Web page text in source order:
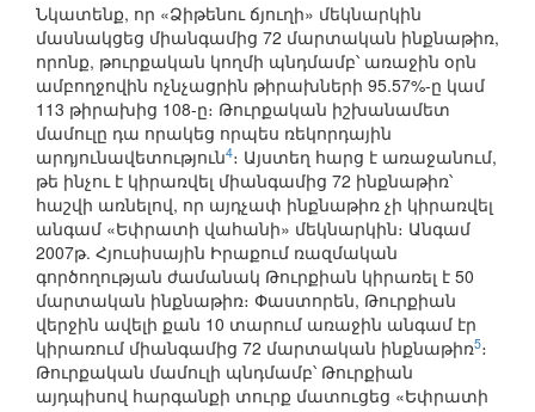
Նկատենք, որ «Ձիթենու ճյուղի» մեկնարկին
մասնակցեց միանգամից 72 մարտական ինքնաթիռ,
որոնք, թուրքական կողմի պնդմամբ՝ առաջին օրն
ամբողջովին ոչնչացրին թիրախների 95.57%-ը կամ
113 թիրախից 108-ը։ Թուրքական իշխանամետ
մամուլը դա որակեց որպես ռեկորդային
արդյունավետություն4։ Այստեղ հարց է առաջանում,
թե ինչու է կիրառվել միանգամից 72 ինքնաթիռ՝
հաշվի առնելով, որ այդչափ ինքնաթիռ չի կիրառվել
անգամ «Եփրատի վահանի» մեկնարկին։ Անգամ
2007թ. Հյուսիսային Իրաքում ռազմական
գործողության ժամանակ Թուրքիան կիրառել է 50
մարտական ինքնաթիռ։ Փաստորեն, Թուրքիան
վերջին ավելի քան 10 տարում առաջին անգամ էր
կիրառում միանգամից 72 մարտական ինքնաթիռ5։
Թուրքական մամուլի պնդմամբ՝ Թուրքիան
այդպիսով հարգանքի տուրք մատուցեց «Եփրատի